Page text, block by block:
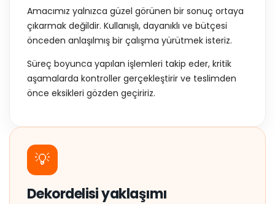
Amacımız yalnızca güzel görünen bir sonuç ortaya
çıkarmak değildir. Kullanışlı, dayanıklı ve bütçesi
önceden anlaşılmış bir çalışma yürütmek isteriz.
Süreç boyunca yapılan işlemleri takip eder, kritik
aşamalarda kontroller gerçekleştirir ve teslimden
önce eksikleri gözden geçiririz.
💡
Dekordelisi yaklaşımı